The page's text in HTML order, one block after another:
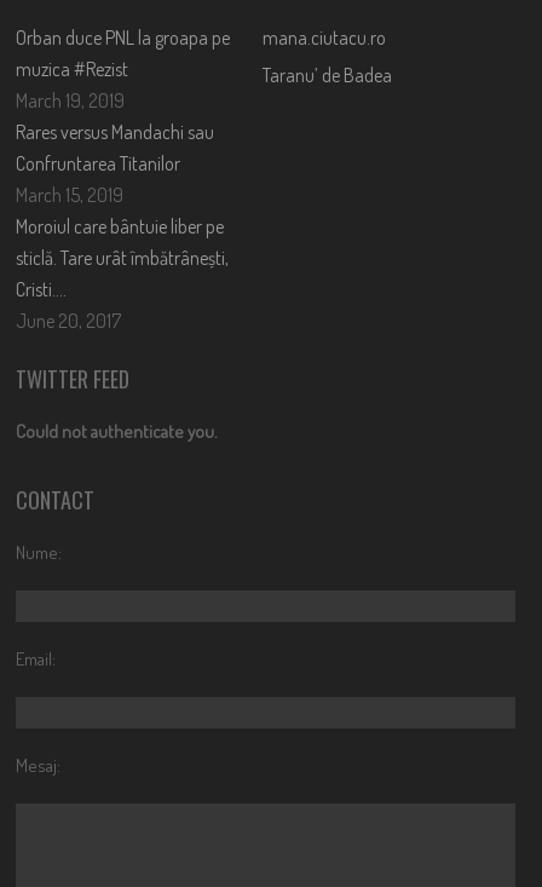
Orban duce PNL la groapa pe
muzica #Rezist
March 19, 2019
Rares versus Mandachi sau
Confruntarea Titanilor
March 15, 2019
Moroiul care bântuie liber pe
sticlă. Tare urât îmbătrânești,
Cristi….
June 20, 2017
mana.ciutacu.ro
Taranu’ de Badea
TWITTER FEED
Could not authenticate you.
CONTACT
Nume:
Email:
Mesaj: